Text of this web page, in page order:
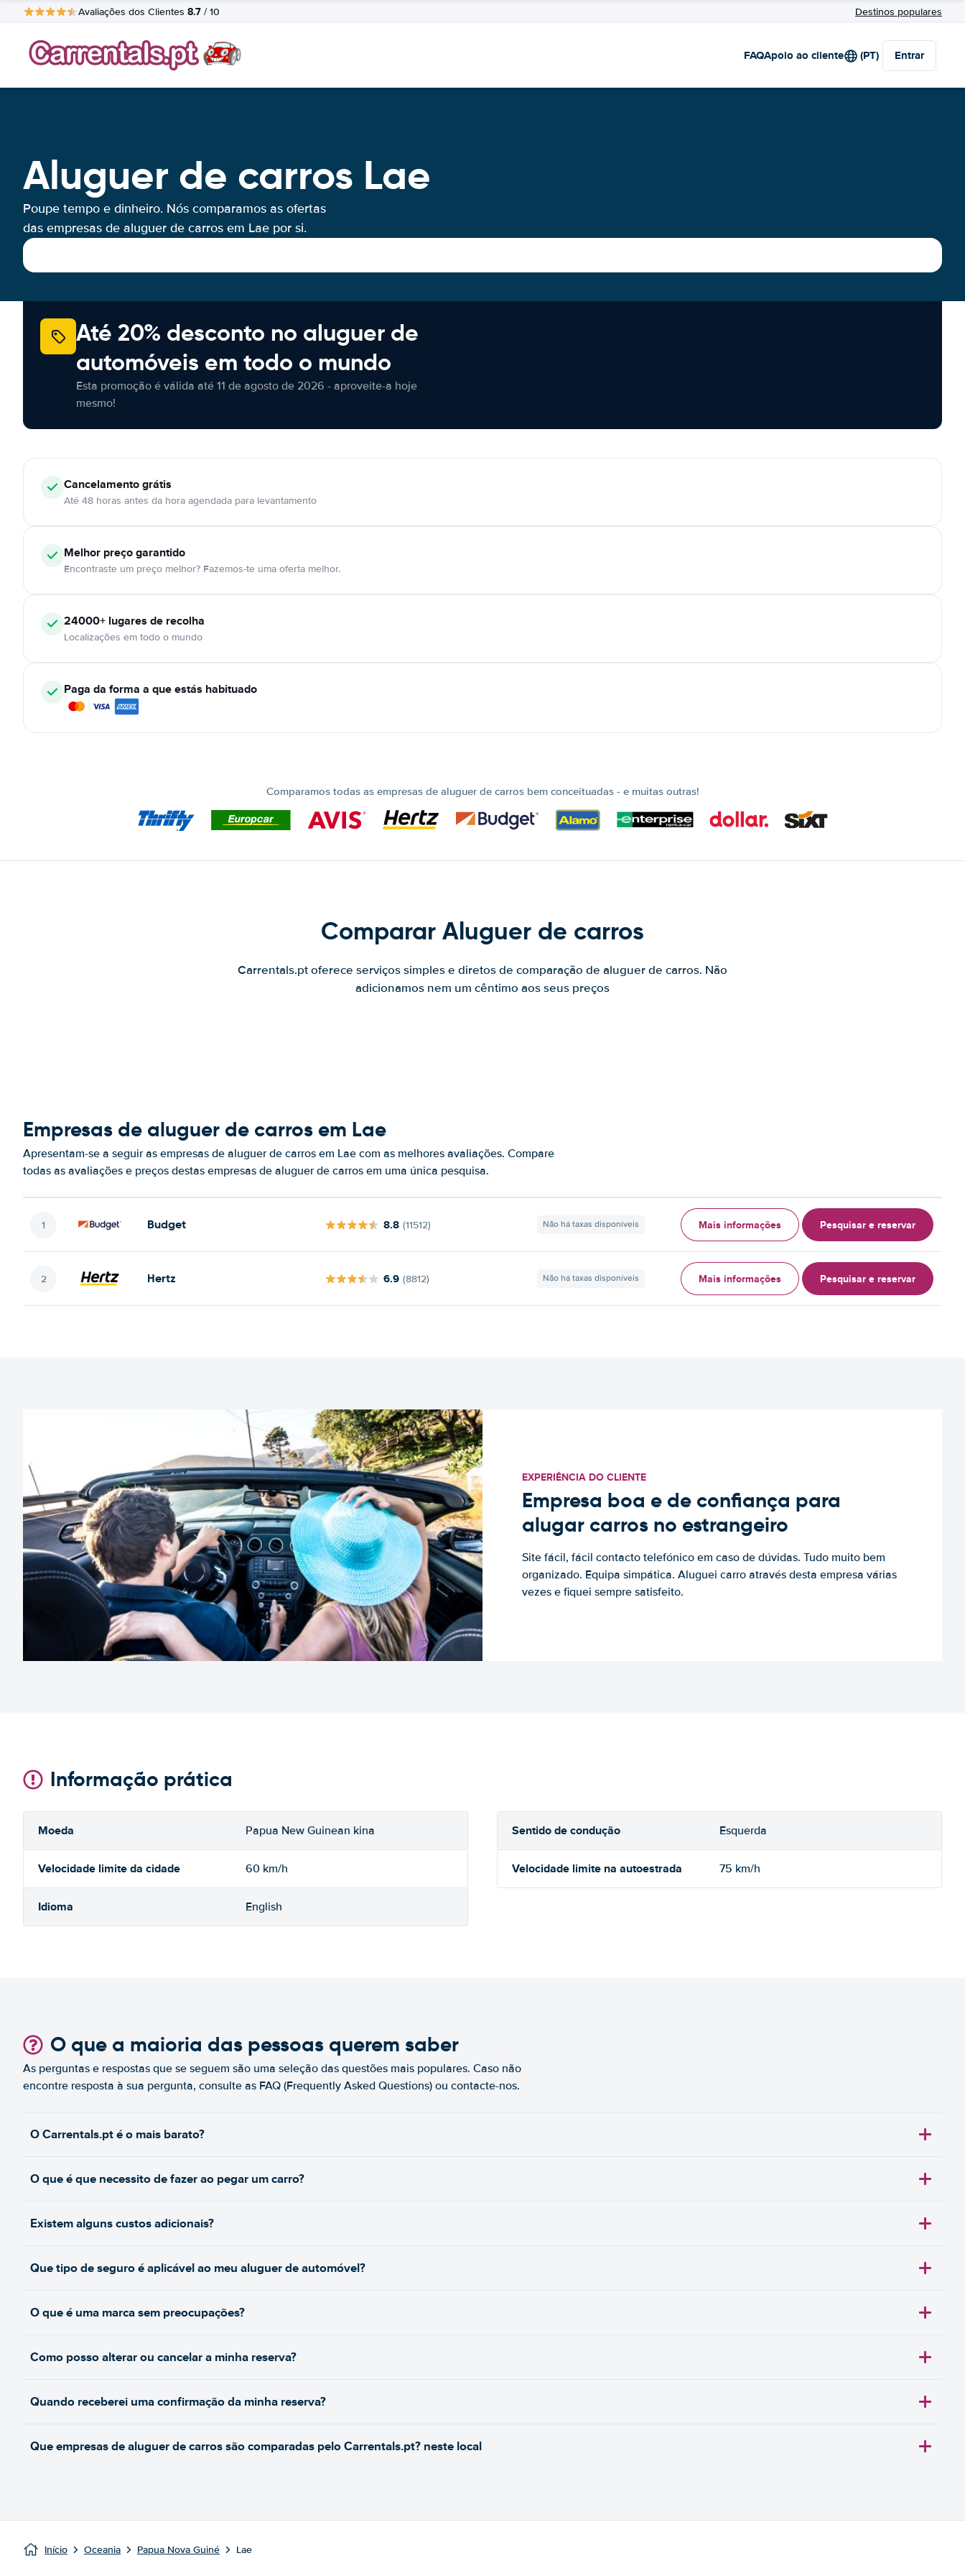
Avaliações dos Clientes 8.7 / 10 Destinos populares
FAQApoio ao cliente (PT) Entrar
Aluguer de carros Lae
Poupe tempo e dinheiro. Nós comparamos as ofertas
das empresas de aluguer de carros em Lae por si.
Até 20% desconto no aluguer de
automóveis em todo o mundo
Esta promoção é válida até 11 de agosto de 2026 - aproveite-a hoje
mesmo!
Cancelamentográtis
Até 48 horas antes da hora agendada para levantamento
Melhor preço garantido
Encontraste um preço melhor? Fazemos-te uma oferta melhor.
24000+ lugares de recolha
Localizações em todo o mundo
Paga da forma a que estás habituado
Comparamos todas as empresas de aluguer de carros bem conceituadas - e muitas outras!
Comparar Aluguer de carros
Carrentals.pt oferece serviços simples e diretos de comparação de aluguer de carros. Não
adicionamos nem um cêntimo aos seus preços
Empresas de aluguer de carros em Lae
Apresentam-se a seguir as empresas de aluguer de carros em Lae com as melhores avaliações. Compare
todas as avaliações e preços destas empresas de aluguer de carros em uma única pesquisa.
Budget 8.8 (11512) Não há taxas disponíveis Mais informações Pesquisar e reservar
Hertz 6.9 (8812) Não há taxas disponíveis Mais informações Pesquisar e reservar
EXPERIÊNCIA DO CLIENTE
Empresa boa e de confiança para
alugar carros no estrangeiro
Site fácil, fácil contacto telefónico em caso de dúvidas. Tudo muito bem
organizado. Equipa simpática. Aluguei carro através desta empresa várias
vezes e fiquei sempre satisfeito.
Informação prática
Moeda Papua New Guinean kina Sentido de condução Esquerda
Velocidade limite da cidade 60 km/h Velocidade limite na autoestrada 75 km/h
Idioma English
O que a maioria das pessoas querem saber
As perguntas e respostas que se seguem são uma seleção das questões mais populares. Caso não
encontre resposta à sua pergunta, consulte as FAQ (Frequently Asked Questions) ou contacte-nos.
O Carrentals.pt é o mais barato?
O que é que necessito de fazer ao pegar um carro?
Existem alguns custos adicionais?
Que tipo de seguro é aplicável ao meu aluguer de automóvel?
O que é uma marca sem preocupações?
Como posso alterar ou cancelar a minha reserva?
Quando receberei uma confirmação da minha reserva?
Que empresas de aluguer de carros são comparadas pelo Carrentals.pt? neste local
Início Oceania Papua Nova Guiné Lae